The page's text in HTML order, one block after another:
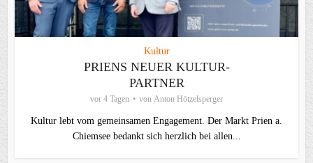
Kultur
PRIENS NEUER KULTUR-
PARTNER
vor 4 Tagen von Anton Hötzelsperger
Kultur lebt vom gemeinsamen Engagement. Der Markt Prien a.
Chiemsee bedankt sich herzlich bei allen...